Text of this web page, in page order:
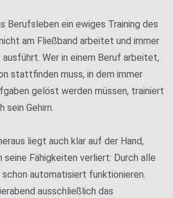
Berufsleben ein ewiges Training des
am Fließband arbeitet und immer
Wer in einem Beruf arbeitet,
stattfinden muss, in dem immer
gelöst werden müssen, trainiert
sein Gehirn.
liegt auch klar auf der Hand,
seine Fähigkeiten verliert: Durch alle
automatisiert funktionieren.
ausschließlich das